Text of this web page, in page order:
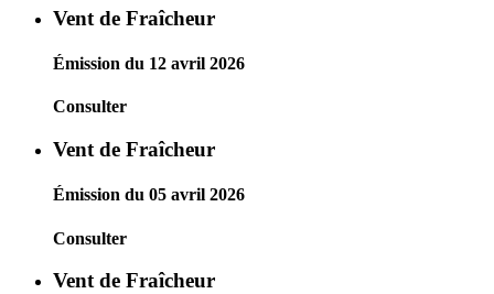
Vent de Fraîcheur
Émission du 12 avril 2026
Consulter
Vent de Fraîcheur
Émission du 05 avril 2026
Consulter
Vent de Fraîcheur